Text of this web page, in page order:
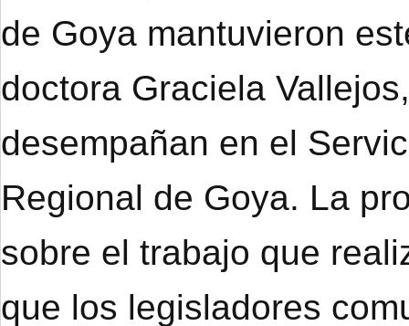
de Goya mantuvieron
doctora Graciela
desempañan en el
Regional de Goya. La
sobre el trabajo que
que los legisladores